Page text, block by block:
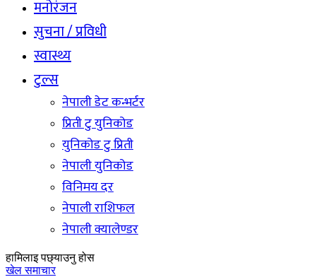
मनोरंजन
सुचना / प्रविधी
स्वास्थ्य
टुल्स
नेपाली डेट कन्भर्टर
प्रिती टु युनिकोड
युनिकोड टु प्रिती
नेपाली युनिकोड
विनिमय दर
नेपाली राशिफल
नेपाली क्यालेण्डर
हामिलाइ पछ्याउनु होस
खेल समाचार